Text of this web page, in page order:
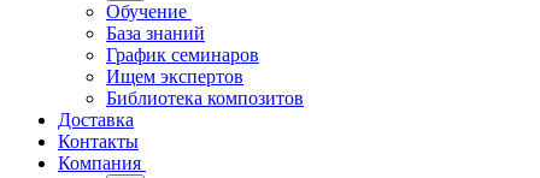
Обучение
База знаний
График семинаров
Ищем экспертов
Библиотека композитов
Доставка
Контакты
Компания